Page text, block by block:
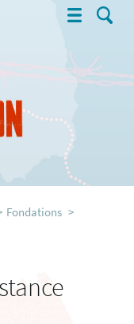
la Résistance et de la
Fondations